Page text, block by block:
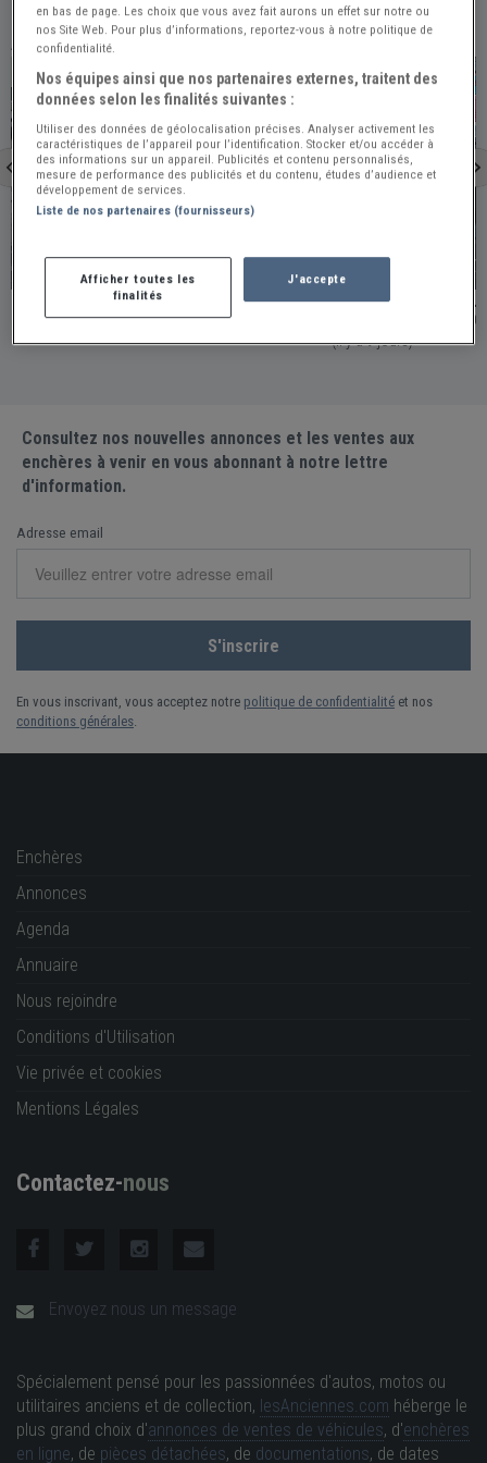
À VOIR ÉGALEMENT
PRO
Portugal
JAGUAR MK2 3.8 - 1960
Portugal / Publiée le 2026-07-10 (Il y a 29 jours)
PRO
Lys-Lez-Lannoy
JAGUAR MK2 2.4L
France - LYS-LEZ-LANNOY / Publiée le 2026-
(Il y a 9 jours)
Consultez nos nouvelles annonces et les ventes aux
enchères à venir en vous abonnant à notre lettre
d'information.
Adresse email
En vous inscrivant, vous acceptez notre politique de confidentialité et nos
conditions générales.
Enchères
Annonces
Agenda
Annuaire
Nous rejoindre
Conditions d'Utilisation
Vie privée et cookies
Mentions Légales
Contactez-nous
Envoyez nous un message
Spécialement pensé pour les passionnées d'autos, motos ou
utilitaires anciens et de collection, lesAnciennes.com héberge le
plus grand choix d'annonces de ventes de véhicules, d'enchères
en ligne, de pièces détachées, de documentations, de dates
en bas de page. Les choix que vous avez fait aurons un effet sur notre ou
nos Site Web. Pour plus d’informations, reportez-vous à notre politique de
confidentialité.
Nos équipes ainsi que nos partenaires externes, traitent des
données selon les finalités suivantes :
Utiliser des données de géolocalisation précises. Analyser activement les
caractéristiques de l’appareil pour l’identification. Stocker et/ou accéder à
des informations sur un appareil. Publicités et contenu personnalisés,
mesure de performance des publicités et du contenu, études d’audience et
développement de services.
Liste de nos partenaires (fournisseurs)
Afficher toutes les
finalités
J'accepte